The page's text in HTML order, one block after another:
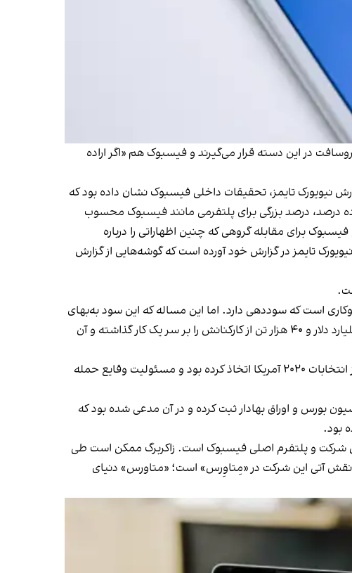
در این دسته قرار می‌گیرند و فیسبوک هم «اگر اراده
نیویورک تایمز، تحقیقات داخلی فیسبوک نشان داده بود که
سیاسی روی فیسبوک- و ده درصد، درصد بزرگی برای پلتفرمی مانند فیسبوک محسوب
برای مقابله گروهی که چنین اظهاراتی را درباره
تایمز در گزارش خود آورده است که گوشه‌هایی از گزارش
است که سوددهی دارد. اما این مساله که این سود به‌بهای
امنیت و سلامت افراد است برداشت نادرست از منافع تجاری این شرکت است. به‌گفته این سخنگو، فیسبوک تنها ۱۳ میلیارد دلار و ۴۰ هزار تن از کارکنانش را بر سر یک کار گذاشته و آن
یکی از مقام‌های ارشد فیسبوک نیز در این باره گفت که این شرکت اقدامات گوناگونی برای حفاظت از افراد در طی و پس از انتخابات ۲۰۲۰ آمریکا اتخاذ کرده بود و مسئولیت وقایع حمله
بورس و اوراق بهادار ثبت کرده و در آن مدعی شده بود که
بود.
شرکت و پلتفرم اصلی فیسبوک است. زاکربرگ ممکن است طی
نقش آتی این شرکت در «مِتاوِرس» است؛ «متاورس» دنیای